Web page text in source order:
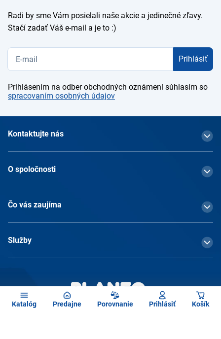
Katalóg Predajne Porovnanie Prihlásiť Košík
Radi by sme Vám posielali naše akcie a jedinečné zľavy.
Stačí zadať Váš e-mail a je to :)
Prihlásiť
Prihlásením na odber obchodných oznámení súhlasím so
spracovaním osobných údajov
Kontaktujte nás
O spoločnosti
Čo vás zaujíma
Služby